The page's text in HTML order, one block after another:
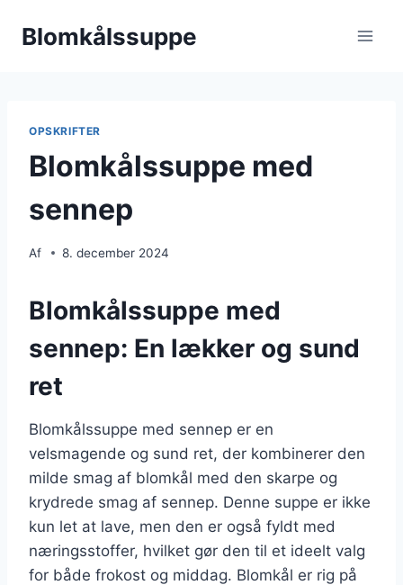
Blomkålssuppe
OPSKRIFTER
Blomkålssuppe med
sennep
Af 8. december 2024
Blomkålssuppe med
sennep: En lækker og sund
ret
Blomkålssuppe med sennep er en
velsmagende og sund ret, der kombinerer den
milde smag af blomkål med den skarpe og
krydrede smag af sennep. Denne suppe er ikke
kun let at lave, men den er også fyldt med
næringsstoffer, hvilket gør den til et ideelt valg
for både frokost og middag. Blomkål er rig på